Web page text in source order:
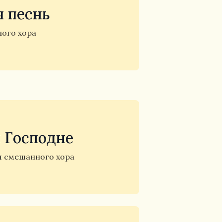
песнь
хора
смешанного хора